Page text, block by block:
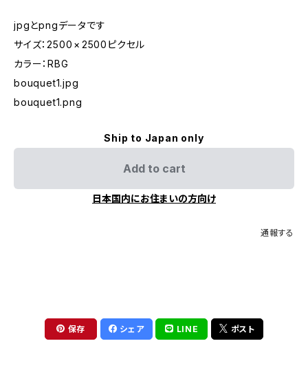
jpgとpngデータです
サイズ：2500 × 2500ピクセル
カラー：RBG
bouquet1.jpg
bouquet1.png
Ship to Japan only
Add to cart
日本国内にお住まいの方向け
通報する
保存 シェア LINE ポスト